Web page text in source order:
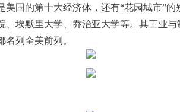
美国的第十大经济体，还有“花园城市”的
、埃默里大学、乔治亚大学等。其工业
列全美前列。